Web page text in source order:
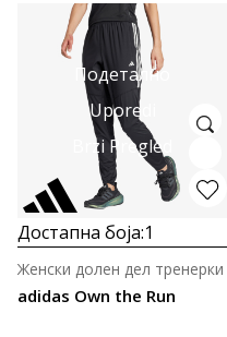
Подетално
Uporedi
Brzi Pregled
Достапна боја:1
adidas Own the Run
Женски долен дел тренерки